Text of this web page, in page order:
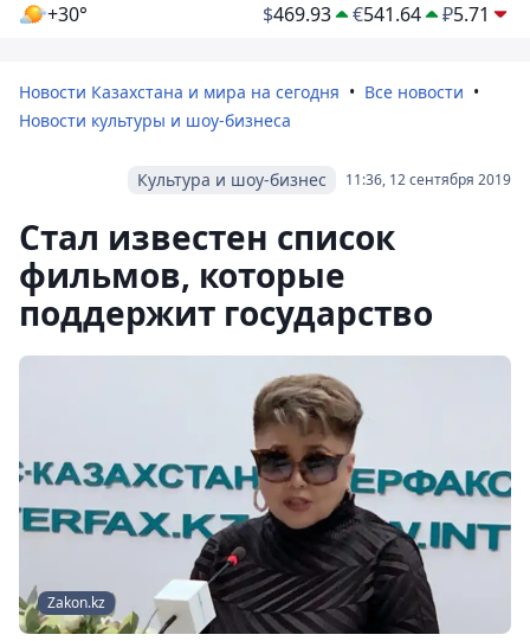
+30° $469.93 €541.64 ₽5.71
Новости Казахстана и мира на сегодня
Все новости
Новости культуры и шоу-бизнеса
11:36, 12 сентября 2019
Культура и шоу-бизнес
Стал известен список
фильмов, которые
поддержит государство
Zakon.kz